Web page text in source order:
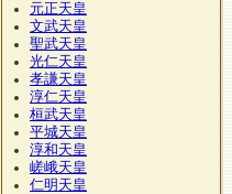
元正天皇
文武天皇
聖武天皇
光仁天皇
孝謙天皇
淳仁天皇
桓武天皇
平城天皇
淳和天皇
嵯峨天皇
仁明天皇